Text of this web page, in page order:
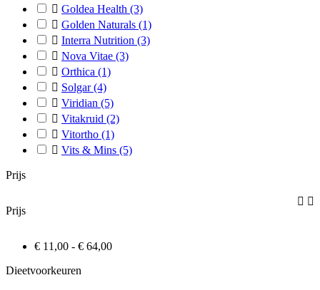
 Goldea Health (3)
 Golden Naturals (1)
 Interra Nutrition (3)
 Nova Vitae (3)
 Orthica (1)
 Solgar(4)
 Viridian (5)
 Vitakruid (2)
 Vitortho (1)
 Vits & Mins (5)
Prijs
Prijs
 
€ 11,00 - € 64,00
Dieetvoorkeuren